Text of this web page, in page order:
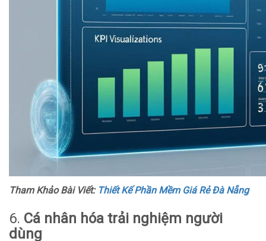
Tham Khảo Bài Viết: Thiết Kế Phần Mềm Giá Rẻ Đà Nẵng
6. Cá nhân hóa trải nghiệm người
dùng